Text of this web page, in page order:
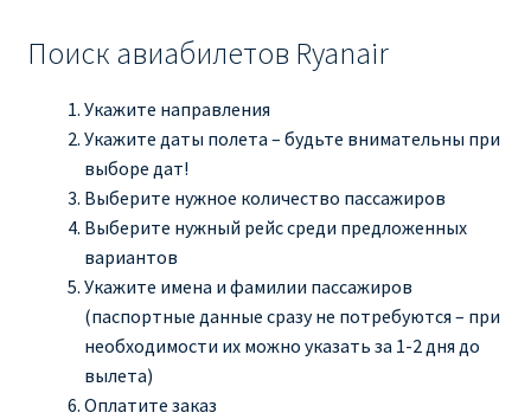
Поиск авиабилетов Ryanair
Укажите направления
Укажите даты полета – будьте внимательны при
выборе дат!
Выберите нужное количество пассажиров
Выберите нужный рейс среди предложенных
вариантов
Укажите имена и фамилии пассажиров
(паспортные данные сразу не потребуются – при
необходимости их можно указать за 1-2 дня до
вылета)
Оплатите заказ